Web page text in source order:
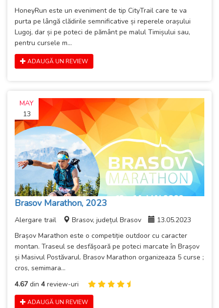
HoneyRun este un eveniment de tip CityTrail care te va
purta pe lângă clădirile semnificative și reperele orașului
Lugoj, dar și pe poteci de pământ pe malul Timișului sau,
pentru cursele m...
ADAUGĂ UN REVIEW
MAY
13
Brasov Marathon, 2023
Alergare trail Brasov, județul Brasov
13.05.2023
Brașov Marathon este o competiție outdoor cu caracter
montan. Traseul se desfășoară pe poteci marcate în Brașov
și Masivul Postăvarul. Brasov Marathon organizeaza 5 curse ;
cros, semimara...
4.67 din 4 review-uri
ADAUGĂ UN REVIEW